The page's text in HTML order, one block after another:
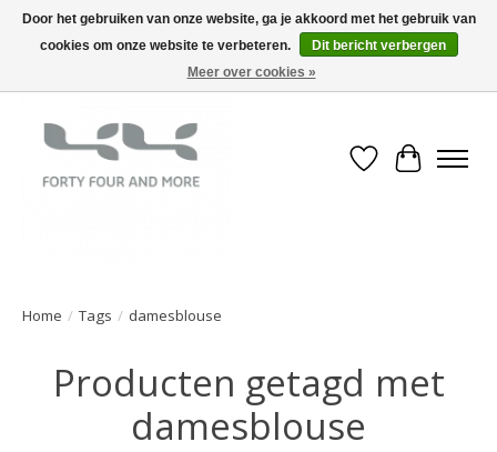
Verlanglijst
Home / Tags / damesblouse
Producten getagd met
damesblouse
Door het gebruiken van onze website, ga je akkoord met het gebruik van
cookies om onze website te verbeteren.
Dit bericht verbergen
Meer over cookies »